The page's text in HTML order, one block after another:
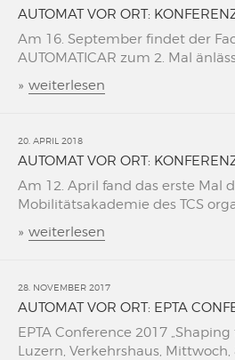
AUTOMAT VOR ORT:
Am 16. September findet der
AUTOMATICAR zum 2. Mal
» weiterlesen
20. APRIL 2018
AUTOMAT VOR ORT:
Am 12. April fand das erste Mal
Mobilitätsakademie des TCS
» weiterlesen
28. NOVEMBER 2017
AUTOMAT VOR ORT: EPTA
EPTA Conference 2017
Luzern, Verkehrshaus, Mittwoch,